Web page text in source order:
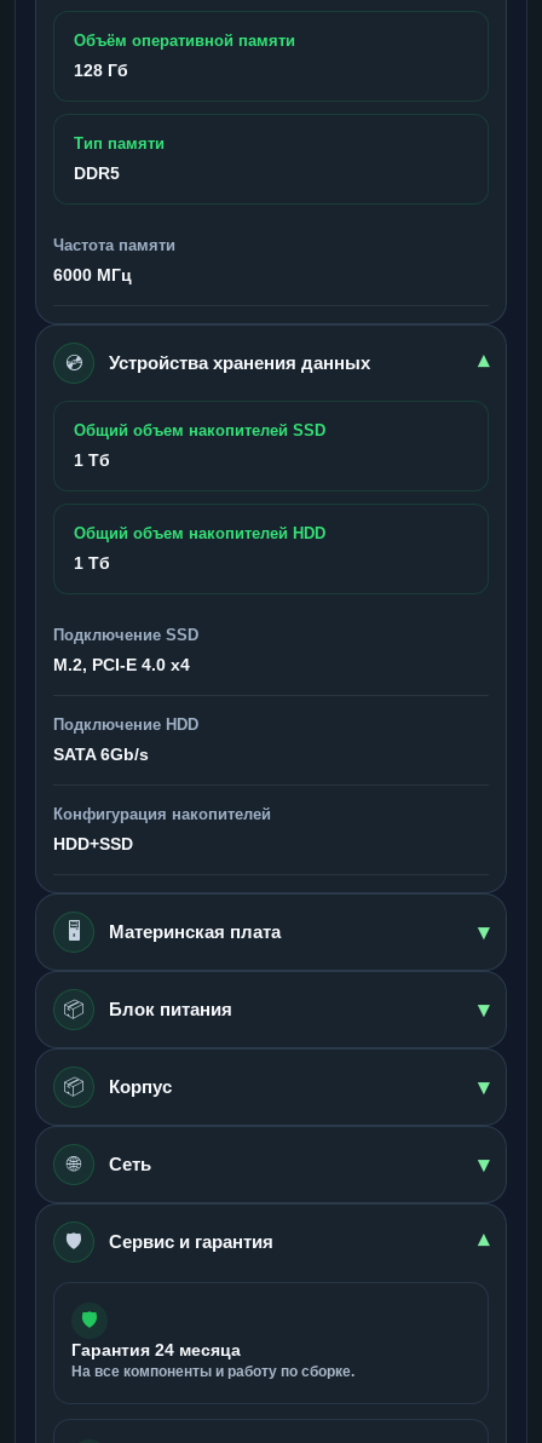
Объём оперативной памяти
128 Гб
Тип памяти
DDR5
Частота памяти
6000 МГц
💿 Устройства хранения данных ▾
Общий объем накопителей SSD
1 Тб
Общий объем накопителей HDD
1 Тб
Подключение SSD
M.2, PCI-E 4.0 x4
Подключение HDD
SATA 6Gb/s
Конфигурация накопителей
HDD+SSD
🖥️ Материнская плата ▾
📦 Блок питания ▾
📦 Корпус ▾
🌐 Сеть ▾
🛡️ Сервис и гарантия ▾
🛡️
Гарантия 24 месяца
На все компоненты и работу по сборке.